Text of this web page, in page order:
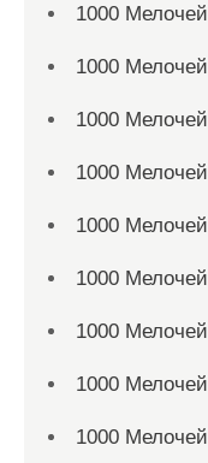
1000 Мелочей
1000 Мелочей
1000 Мелочей
1000 Мелочей
1000 Мелочей
1000 Мелочей
1000 Мелочей
1000 Мелочей
1000 Мелочей